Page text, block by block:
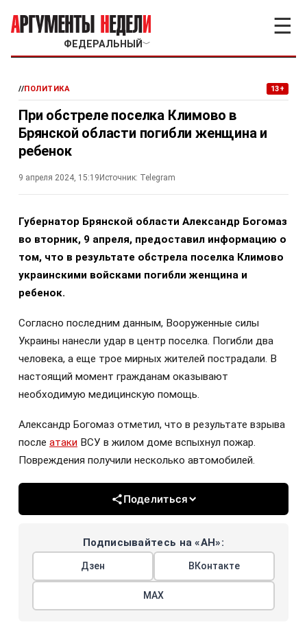
ФЕДЕРАЛЬНЫЙ ﹀
☰
//ПОЛИТИКА 13+
При обстреле поселка Климово в
Брянской области погибли женщина и
ребенок
9 апреля 2024, 15:19 Источник: Telegram
Губернатор Брянской области Александр Богомаз
во вторник, 9 апреля, предоставил информацию о
том, что в результате обстрела поселка Климово
украинскими войсками погибли женщина и
ребенок.
Согласно последним данным, Вооруженные силы
Украины нанесли удар в центр поселка. Погибли два
человека, а еще трое мирных жителей пострадали. В
настоящий момент гражданам оказывают
необходимую медицинскую помощь.
Александр Богомаз отметил, что в результате взрыва
после атаки ВСУ в жилом доме вспыхнул пожар.
Повреждения получили несколько автомобилей.
Поделиться
Подписывайтесь на «АН»:
Дзен ВКонтакте
МАХ